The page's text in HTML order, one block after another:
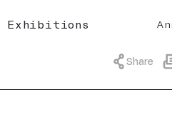
Exhibitions
Share